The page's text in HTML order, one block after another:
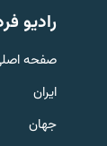
English
به ما بپیوندید
رادیو
صفحه
ایران
جهان